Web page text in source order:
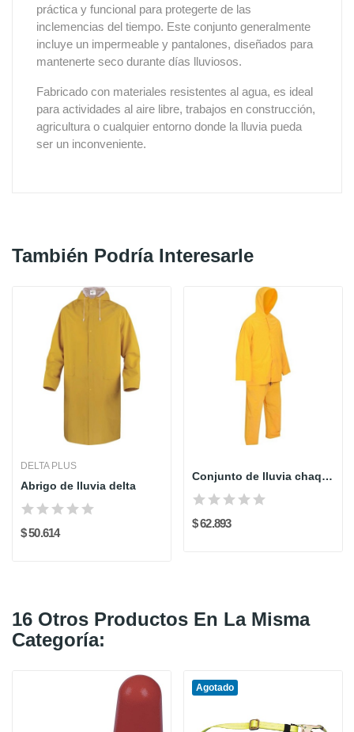
práctica y funcional para protegerte de las
inclemencias del tiempo. Este conjunto generalmente
incluye un impermeable y pantalones, diseñados para
mantenerte seco durante días lluviosos.
Fabricado con materiales resistentes al agua, es ideal
para actividades al aire libre, trabajos en construcción,
agricultura o cualquier entorno donde la lluvia pueda
ser un inconveniente.
También Podría Interesarle
DELTA PLUS
Abrigo de lluvia delta
$ 50.614
Conjunto de lluvia chaqueta y pantalon cal 16
$ 62.893
16 Otros Productos En La Misma
Categoría:
Agotado